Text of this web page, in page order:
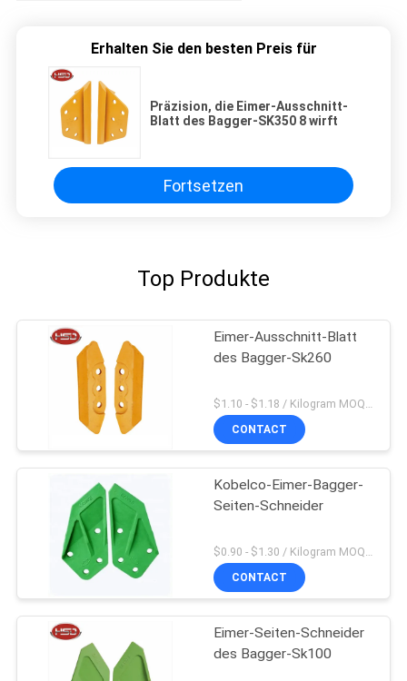
Erhalten Sie den besten Preis für
Präzision, die Eimer-Ausschnitt-
Blatt des Bagger-SK350 8 wirft
Fortsetzen
Top Produkte
Eimer-Ausschnitt-Blatt
des Bagger-Sk260
$1.10 - $1.18 / Kilogram MOQ:1000 Kilogramm/Kilogramm
CONTACT
Kobelco-Eimer-Bagger-
Seiten-Schneider
CONTACT
Eimer-Seiten-Schneider
des Bagger-Sk100